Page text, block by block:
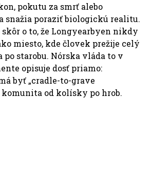
pokutu za smrť alebo
snažia poraziť biologickú realitu.
o to, že Longyearbyen nikdy
miesto, kde človek prežije celý
starobu. Nórska vláda to v
opisuje dosť priamo:
byť „cradle-to-grave
od kolísky po hrob.